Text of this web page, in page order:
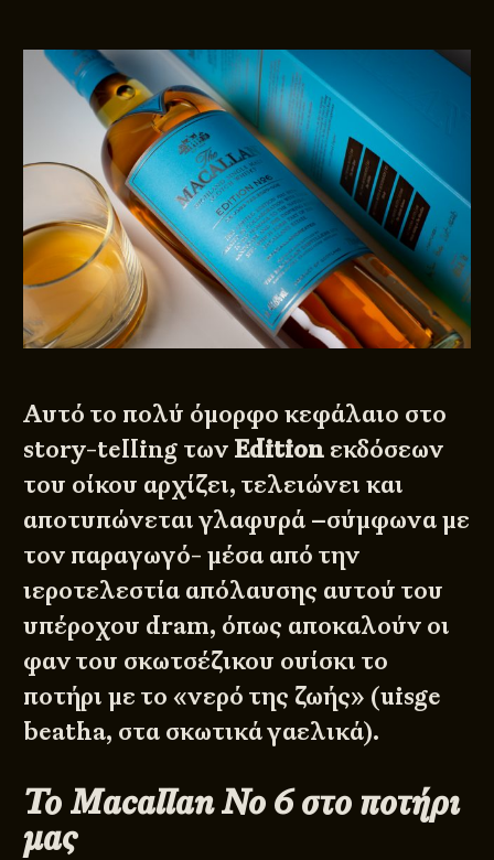
Αυτό το πολύ όμορφο κεφάλαιο στο
story-telling των Edition εκδόσεων
του οίκου αρχίζει, τελειώνει και
αποτυπώνεται γλαφυρά –σύμφωνα με
τον παραγωγό- μέσα από την
ιεροτελεστία απόλαυσης αυτού του
υπέροχου dram, όπως αποκαλούν οι
φαν του σκωτσέζικου ουίσκι το
ποτήρι με το «νερό της ζωής» (uisge
beatha, στα σκωτικά γαελικά).
Το Macallan No 6 στο ποτήρι
μας